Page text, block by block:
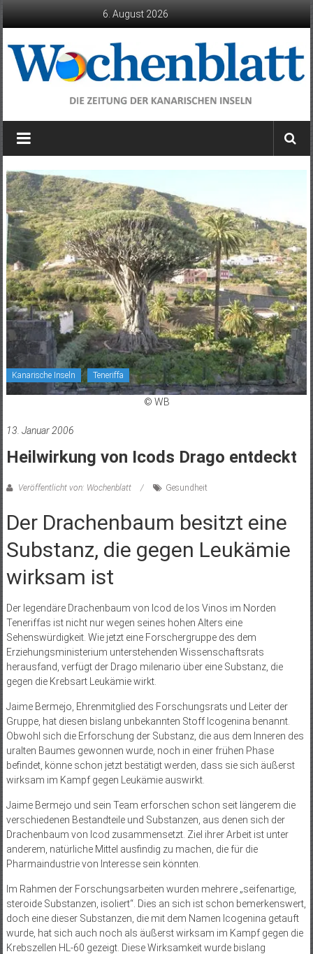
6. August 2026
Wochenblatt
die
der
Kanarischen
Inseln
Kanarische Inseln Teneriffa
© WB
13. Januar 2006
Heilwirkung von Icods Drago entdeckt
Veröffentlicht von: Wochenblatt Gesundheit
Der Drachenbaum besitzt eine
Substanz, die gegen Leukämie
wirksam ist
Der legendäre Drachenbaum von Icod de los Vinos im Norden
Teneriffas ist nicht nur wegen seines hohen Alters eine
Sehenswürdigkeit. Wie jetzt eine Forschergruppe des dem
Erziehungsministerium unterstehenden Wissenschaftsrats
herausfand, verfügt der Drago milenario über eine Substanz, die
gegen die Krebsart Leukämie wirkt.
Jaime Bermejo, Ehrenmitglied des Forschungsrats und Leiter der
Gruppe, hat diesen bislang unbekannten Stoff Icogenina benannt.
Obwohl sich die Erforschung der Substanz, die aus dem Inneren des
uralten Baumes gewonnen wurde, noch in einer frühen Phase
befindet, könne schon jetzt bestätigt werden, dass sie sich äußerst
wirksam im Kampf gegen Leukämie auswirkt.
Jaime Bermejo und sein Team erforschen schon seit längerem die
verschiedenen Bestandteile und Substanzen, aus denen sich der
Drachenbaum von Icod zusammensetzt. Ziel ihrer Arbeit ist unter
anderem, natürliche Mittel ausfindig zu machen, die für die
Pharmaindustrie von Interesse sein könnten.
Im Rahmen der Forschungsarbeiten wurden mehrere „seifenartige,
steroide Substanzen, isoliert“. Dies an sich ist schon bemerkenswert,
doch eine dieser Substanzen, die mit dem Namen Icogenina getauft
wurde, hat sich auch noch als äußerst wirksam im Kampf gegen die
Krebszellen HL-60 gezeigt. Diese Wirksamkeit wurde bislang